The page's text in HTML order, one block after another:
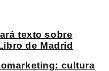
texto sobre
de Madrid
cultura